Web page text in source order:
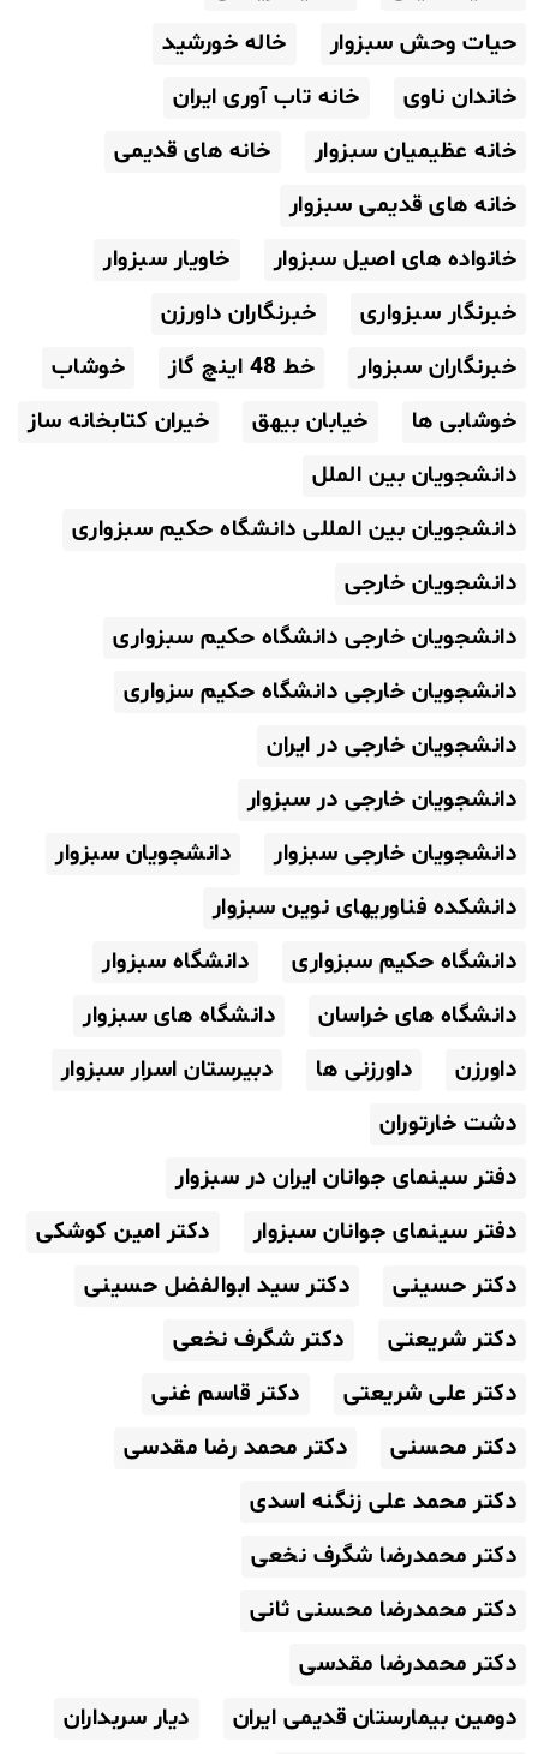
حیات وحش سبزوار
خاله خورشید
خاندان ناوی
خانه تاب آوری ایران
خانه عظیمیان سبزوار
خانه های قدیمی
خانه های قدیمی سبزوار
خانواده های اصیل سبزوار
خاویار سبزوار
خبرنگار سبزواری
خبرنگاران داورزن
خبرنگاران سبزوار
خط 48 اینچ گاز
خوشاب
خوشابی ها
خیابان بیهق
خیران کتابخانه ساز
دانشجویان بین الملل
دانشجویان بین المللی دانشگاه حکیم سبزواری
دانشجویان خارجی
دانشجویان خارجی دانشگاه حکیم سبزواری
دانشجویان خارجی دانشگاه حکیم سزواری
دانشجویان خارجی در ایران
دانشجویان خارجی در سبزوار
دانشجویان خارجی سبزوار
دانشجویان سبزوار
دانشکده فناوریهای نوین سبزوار
دانشگاه حکیم سبزواری
دانشگاه سبزوار
دانشگاه های خراسان
دانشگاه های سبزوار
داورزن
داورزنی ها
دبیرستان اسرار سبزوار
دشت خارتوران
دفتر سینمای جوانان ایران در سبزوار
دفتر سینمای جوانان سبزوار
دکتر امین کوشکی
دکتر حسینی
دکتر سید ابوالفضل حسینی
دکتر شریعتی
دکتر شگرف نخعی
دکتر علی شریعتی
دکتر قاسم غنی
دکتر محسنی
دکتر محمد رضا مقدسی
دکتر محمد علی زنگنه اسدی
دکتر محمدرضا شگرف نخعی
دکتر محمدرضا محسنی ثانی
دکتر محمدرضا مقدسی
دومین بیمارستان قدیمی ایران
دیار سربداران